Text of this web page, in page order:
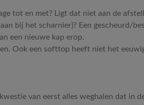
tot en met? Ligt dat niet aan de
bij het scharnier)? Een gescheurd/
een nieuwe kap erop.
Ook een softtop heeft niet het
van eerst alles weghalen dat in